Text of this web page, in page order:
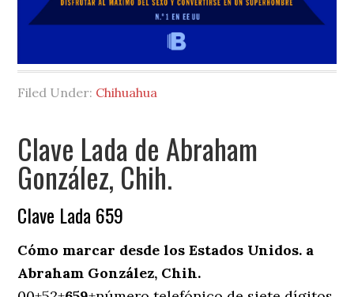
Filed Under: Chihuahua
Clave Lada de Abraham
González, Chih.
Clave Lada 659
Cómo marcar desde los Estados Unidos. a
Abraham González, Chih.